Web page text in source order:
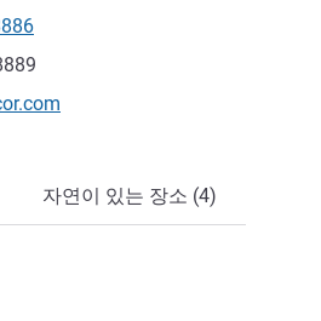
자연이 있는 장소 (4)